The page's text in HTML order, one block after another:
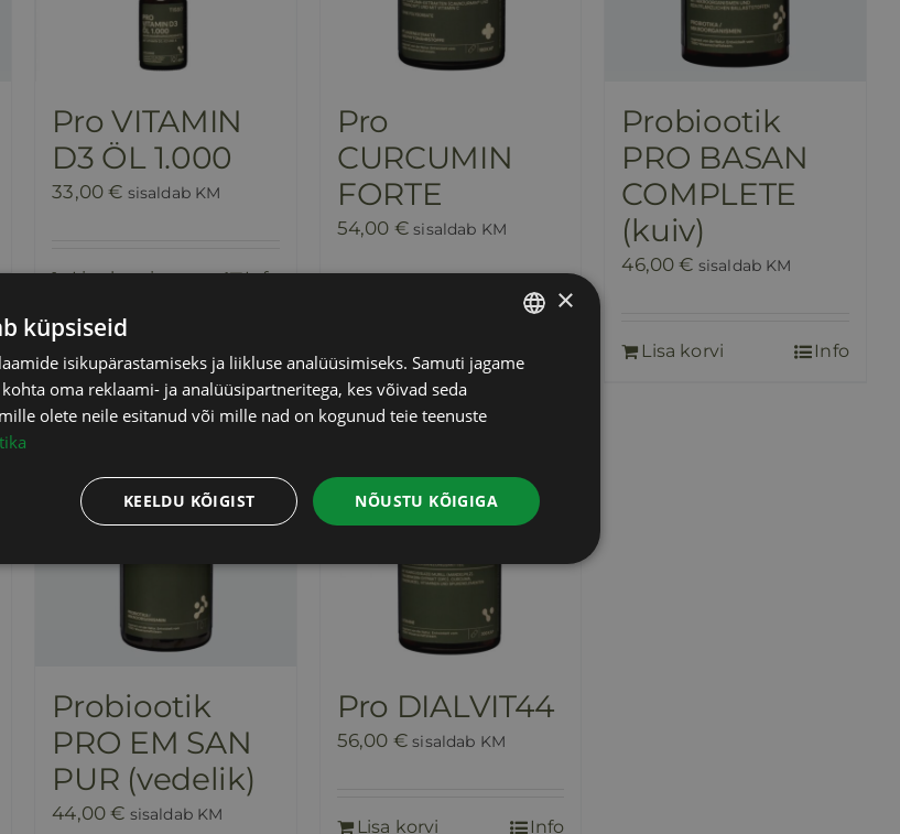
Pro VITAMIN
D3 ÖL 1.000
33,00€ sisaldab KM
Lisa korvi Info
Pro
CURCUMIN
FORTE
54,00 € sisaldab KM
Info
Probiootik
PRO BASAN
COMPLETE
(kuiv)
46,00€ sisaldab KM
Lisa korvi Info
Probiootik
PRO EM SAN
PUR (vedelik)
44,00€ sisaldab KM
Pro DIALVIT44
56,00 € sisaldab KM
Lisa korvi Info
ESTONIAN
×
küpsiseid
isikupärastamiseks ja liikluse analüüsimiseks. Samuti jagame
oma reklaami- ja analüüsipartneritega, kes võivad seda
olete neile esitanud või mille nad on kogunud teie teenuste
NÕUSTU KÕIGIGA
KEELDU KÕIGIST